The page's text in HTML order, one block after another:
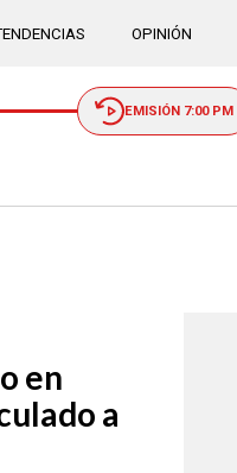
OPINIÓN
EMISIÓN 7:00 PM
en
a